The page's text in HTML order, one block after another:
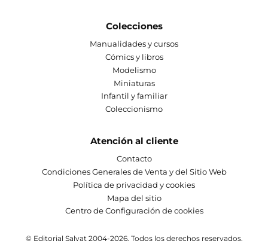
Colecciones
Manualidades y cursos
Cómics y libros
Modelismo
Miniaturas
Infantil y familiar
Coleccionismo
Atención al cliente
Contacto
Condiciones Generales de Venta y del Sitio Web
Política de privacidad y cookies
Mapa del sitio
Centro de Configuración de cookies
© Editorial Salvat 2004-2026. Todos los derechos reservados.